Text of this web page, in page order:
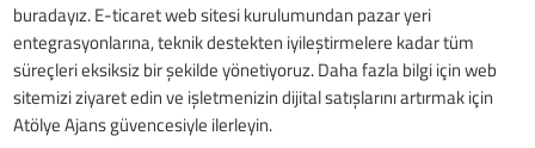
buradayız. E-ticaret web sitesi kurulumundan pazar yeri
entegrasyonlarına, teknik destekten iyileştirmelere kadar tüm
süreçleri eksiksiz bir şekilde yönetiyoruz. Daha fazla bilgi için web
sitemizi ziyaret edin ve işletmenizin dijital satışlarını artırmak için
Atölye Ajans güvencesiyle ilerleyin.